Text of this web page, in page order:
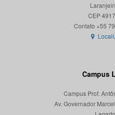
CEP
Campus
Campus Prof.
Av. Governador